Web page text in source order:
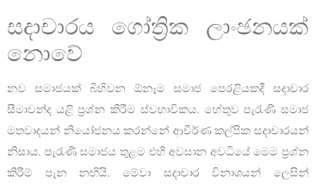
සදාචාරය ගෝත්‍රික ලාංඡනයක්
නොවේ
නව සමාජයක් බිහිවන ඕනෑම සමාජ පෙරළියකදී සදාචාර
සීමාවන්ද යළි ප්‍රශ්න කිරීම ස්වභාවිකය. හේතුව පැරැණි සමාජ
මතවාදයන් නියෝජනය කරන්නේ ආචීර්ණ කල්පික සදාචාරයන්
නිසාය. පැරැණි සමාජය තුළම එහි අවසාන අවධියේ මෙම ප්‍රශ්න
කිරීම් පැන නඟියි. මේවා සදාචාර විනාශයන් ලෙසින්